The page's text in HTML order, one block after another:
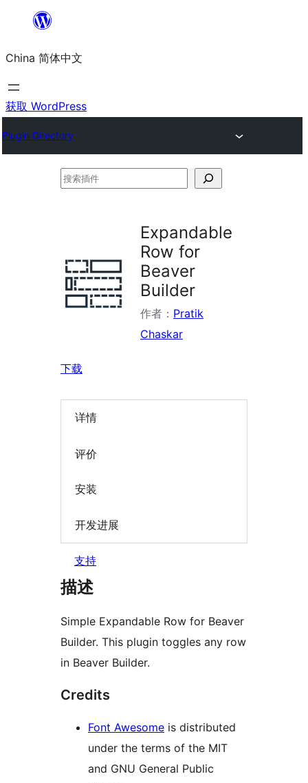
内
容
China 简体中文
获取 WordPress
Plugin Directory
搜
Expandable
Row for
Beaver
Builder
作者： Pratik
Chaskar
下载
详情
评价
安装
开发进展
支持
描述
Simple Expandable Row for Beaver
Builder. This plugin toggles any row
in Beaver Builder.
Credits
Font Awesome is distributed
under the terms of the MIT
and GNU General Public